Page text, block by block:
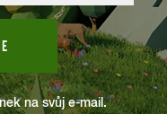
na svůj e-mail.